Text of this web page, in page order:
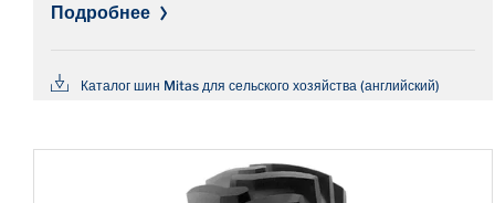
Подробнее
Каталог шин Mitas для сельского хозяйства (английский)